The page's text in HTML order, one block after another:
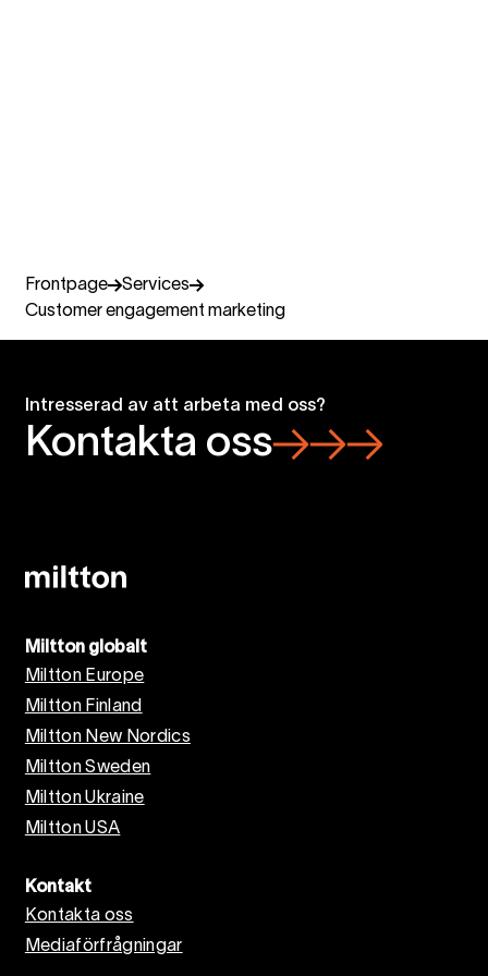
Frontpage
Services
Customer engagement marketing
Intresserad av att arbeta med oss?
Kontakta oss
Miltton globalt
Miltton Europe
Miltton Finland
Miltton New Nordics
Miltton Sweden
Miltton Ukraine
Miltton USA
Kontakt
Kontakta oss
Mediaförfrågningar